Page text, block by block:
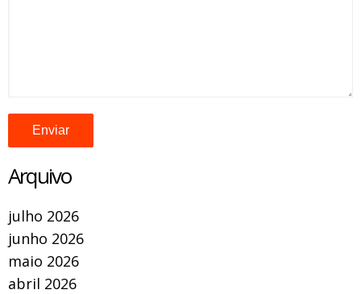
Arquivo
julho 2026
junho 2026
maio 2026
abril 2026